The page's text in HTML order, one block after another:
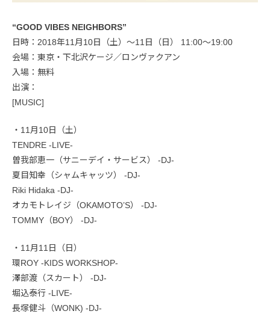
“GOOD VIBES NEIGHBORS”
日時：2018年11月10日（土）〜11日（日） 11:00〜19:00
会場：東京・下北沢ケージ／ロンヴァクアン
入場：無料
出演：
[MUSIC]
・11月10日（土）
TENDRE -LIVE-
曽我部恵一（サニーデイ・サービス） -DJ-
夏目知幸（シャムキャッツ） -DJ-
Riki Hidaka -DJ-
オカモトレイジ（OKAMOTO’S） -DJ-
TOMMY（BOY） -DJ-
・11月11日（日）
環ROY -KIDS WORKSHOP-
澤部渡（スカート） -DJ-
堀込泰行 -LIVE-
長塚健斗（WONK) -DJ-